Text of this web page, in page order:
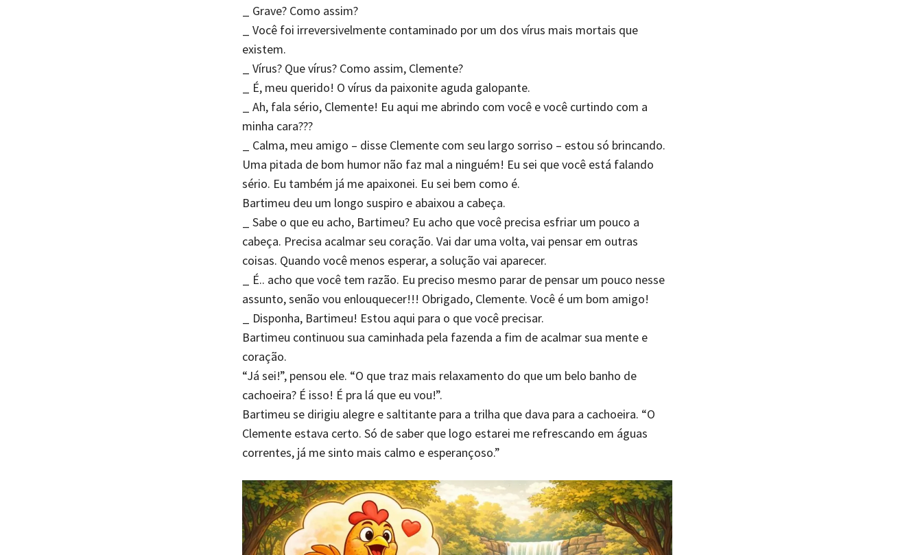
_ Grave? Como assim?
_ Você foi irreversivelmente contaminado por um dos vírus mais mortais que
existem.
_ Vírus? Que vírus? Como assim, Clemente?
_ É, meu querido! O vírus da paixonite aguda galopante.
_ Ah, fala sério, Clemente! Eu aqui me abrindo com você e você curtindo com a
minha cara???
_ Calma, meu amigo – disse Clemente com seu largo sorriso – estou só brincando.
Uma pitada de bom humor não faz mal a ninguém! Eu sei que você está falando
sério. Eu também já me apaixonei. Eu sei bem como é.
Bartimeu deu um longo suspiro e abaixou a cabeça.
_ Sabe o que eu acho, Bartimeu? Eu acho que você precisa esfriar um pouco a
cabeça. Precisa acalmar seu coração. Vai dar uma volta, vai pensar em outras
coisas. Quando você menos esperar, a solução vai aparecer.
_ É.. acho que você tem razão. Eu preciso mesmo parar de pensar um pouco nesse
assunto, senão vou enlouquecer!!! Obrigado, Clemente. Você é um bom amigo!
_ Disponha, Bartimeu! Estou aqui para o que você precisar.
Bartimeu continuou sua caminhada pela fazenda a fim de acalmar sua mente e
coração.
“Já sei!”, pensou ele. “O que traz mais relaxamento do que um belo banho de
cachoeira? É isso! É pra lá que eu vou!”.
Bartimeu se dirigiu alegre e saltitante para a trilha que dava para a cachoeira. “O
Clemente estava certo. Só de saber que logo estarei me refrescando em águas
correntes, já me sinto mais calmo e esperançoso.”